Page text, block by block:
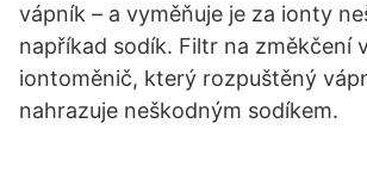
vápník – a vyměňuje je za ionty
napříkad sodík. Filtr na změkčení
iontoměnič, který rozpuštěný
nahrazuje neškodným sodíkem.